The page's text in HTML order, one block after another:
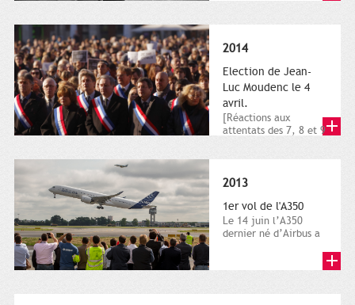
2014
Election de Jean-
Luc Moudenc le 4
avril.
[Réactions aux
attentats des 7, 8 et 9
2013
1er vol de l'A350
Le 14 juin l’A350
dernier né d’Airbus a